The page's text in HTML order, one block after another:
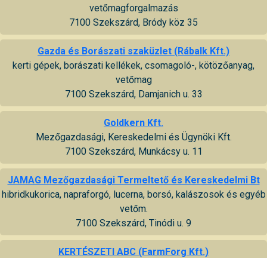
vetőmagforgalmazás
7100 Szekszárd, Bródy köz 35
Gazda és Borászati szaküzlet (Rábalk Kft.)
kerti gépek, borászati kellékek, csomagoló-, kötözőanyag,
vetőmag
7100 Szekszárd, Damjanich u. 33
Goldkern Kft.
Mezőgazdasági, Kereskedelmi és Ügynöki Kft.
7100 Szekszárd, Munkácsy u. 11
JAMAG Mezőgazdasági Termeltető és Kereskedelmi Bt
hibridkukorica, napraforgó, lucerna, borsó, kalászosok és egyéb
vetőm.
7100 Szekszárd, Tinódi u. 9
KERTÉSZETI ABC (FarmForg Kft.)